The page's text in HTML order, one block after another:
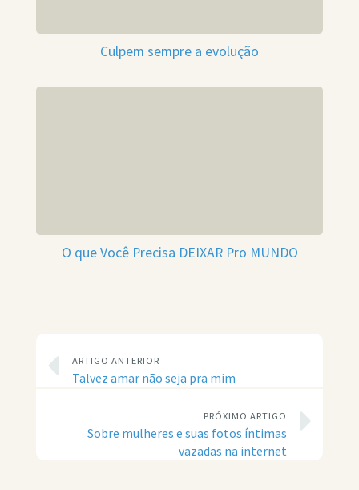
Culpem sempre a evolução
O que Você Precisa DEIXAR Pro MUNDO
ARTIGO ANTERIOR
Talvez amar não seja pra mim
PRÓXIMO ARTIGO
Sobre mulheres e suas fotos íntimas
vazadas na internet